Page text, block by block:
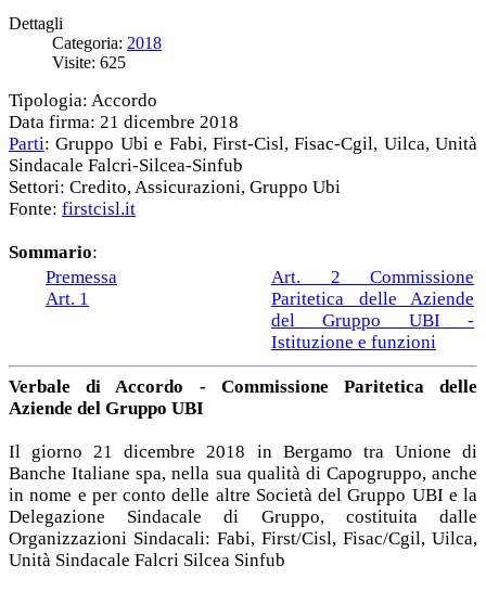
Dettagli
Categoria: 2018
Visite: 625
Tipologia: Accordo
Data firma: 21 dicembre 2018
Parti: Gruppo Ubi e Fabi, First-Cisl, Fisac-Cgil, Uilca, Unità
Sindacale Falcri-Silcea-Sinfub
Settori: Credito, Assicurazioni, Gruppo Ubi
Fonte: firstcisl.it
Sommario:
Premessa
Art. 1
Art. 2 Commissione
Paritetica delle Aziende
del Gruppo UBI -
Istituzione e funzioni
Verbale di Accordo - Commissione Paritetica delle
Aziende del Gruppo UBI
Il giorno 21 dicembre 2018 in Bergamo tra Unione di
Banche Italiane spa, nella sua qualità di Capogruppo, anche
in nome e per conto delle altre Società del Gruppo UBI e la
Delegazione Sindacale di Gruppo, costituita dalle
Organizzazioni Sindacali: Fabi, First/Cisl, Fisac/Cgil, Uilca,
Unità Sindacale Falcri Silcea Sinfub